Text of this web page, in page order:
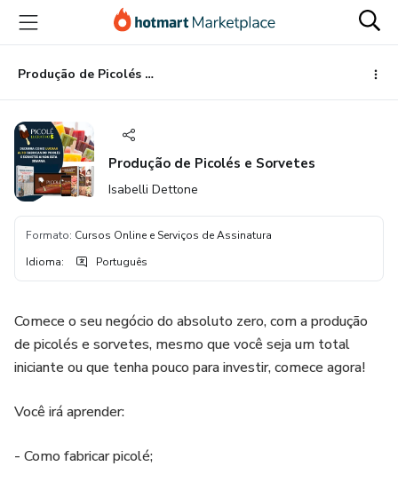
para
conteúdo
principal
para
pagamento
para
rodapé
Produção de Picolés e Sorvetes
Produção de Picolés e Sorvetes
Isabelli Dettone
Formato: Cursos Online e Serviços de Assinatura
Idioma: Português
Comece o seu negócio do absoluto zero, com a produção
de picolés e sorvetes, mesmo que você seja um total
iniciante ou que tenha pouco para investir, comece agora!
Você irá aprender:
- Como fabricar picolé;